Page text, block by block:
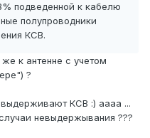
подведенной к кабелю
полупроводники
КСВ.
к антенне с учетом
?
КСВ :) аааа ...
невыдержывания ???